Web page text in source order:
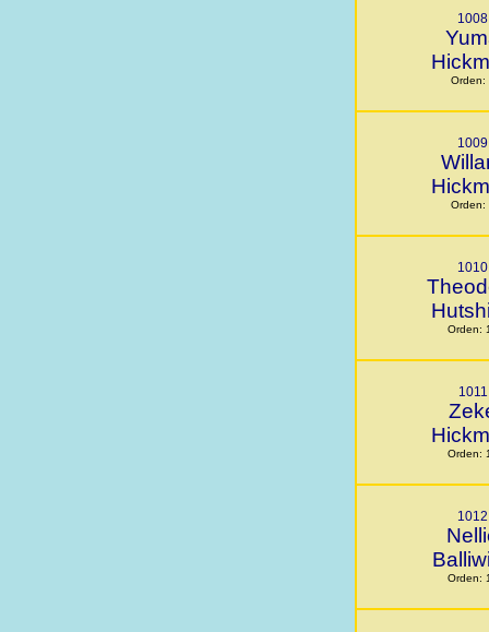
1008
Orden:
1009
Orden:
1010
Orden:
1011
Orden:
1012
Orden: